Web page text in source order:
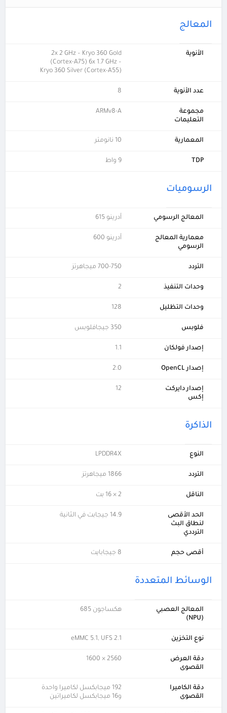
المعالج
الأنوية
2x 2 GHz – Kryo 360 Gold
(Cortex-A75) 6x 1.7 GHz –
Kryo 360 Silver (Cortex-A55)
عدد الأنوية 8
مجموعة
التعليمات
ARMv8-A
المعمارية 10 نانومتر
TDP 9 واط
الرسوميات
المعالج الرسومي أدرينو 615
معمارية المعالج
الرسومي
أدرينو 600
التردد 700-750 ميجاهرتز
وحدات التنفيذ
وحدات التظليل 128
فلوبس 350 جيجافلوبس
إصدار فولكان 1.1
إصدار OpenCL 2.0
إصدار دايركت
إكس
12
الذاكرة
النوع LPDDR4X
التردد 1866 ميجاهرتز
الناقل
الحد الأقصى
لنطاق البث
الترددي
14.9 جيجابت في الثانية
أقصى حجم 8 جيجابايت
الوسائط المتعددة
المعالج العصبي
هكساجون 685
نوع التخزين eMMC 5.1, UFS 2.1
دقة العرض
القصوى
2560 × 1600
دقة الكاميرا
القصوى
192 ميجابكسل لكاميرا واحدة